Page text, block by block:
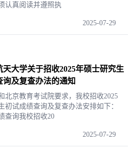
认真阅读并遵照执
2025-07-29
天大学关于招收2025年硕士研究生
询及复查办法的通知
北京教育考试院要求，我校招收2025
初试成绩查询及复查办法安排如下：
查询我校招收20
2025-07-29